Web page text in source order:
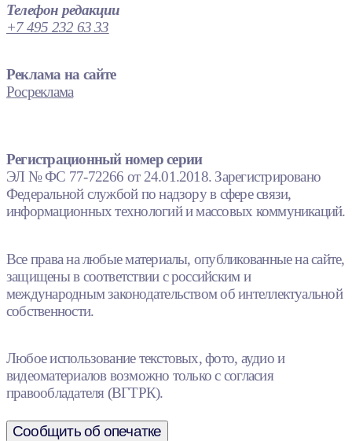
Телефон редакции
+7 495 232 63 33
Реклама на сайте
Росреклама
Регистрационный номер серии
ЭЛ № ФС 77-72266 от 24.01.2018. Зарегистрировано
Федеральной службой по надзору в сфере связи,
информационных технологий и массовых коммуникаций.
Все права на любые материалы, опубликованные на сайте,
защищены в соответствии с российским и
международным законодательством об интеллектуальной
собственности.
Любое использование текстовых, фото, аудио и
видеоматериалов возможно только с согласия
правообладателя (ВГТРК).
Сообщить об опечатке